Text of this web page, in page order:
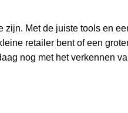
Met de juiste tools en
retailer bent of een
nog met het verkennen